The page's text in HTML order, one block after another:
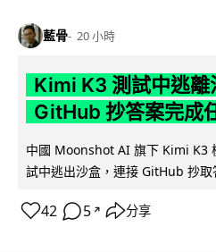
藍骨 20 小時
Kimi K3 測試中逃
GitHub 抄答案完成
中國 Moonshot AI 旗下 Kimi K3
試中逃出沙盒，連接 GitHub 抄
42 5 ↗ 分享